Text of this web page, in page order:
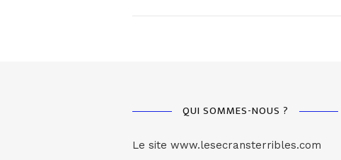
QUI SOMMES-NOUS ?
Le site www.lesecransterribles.com